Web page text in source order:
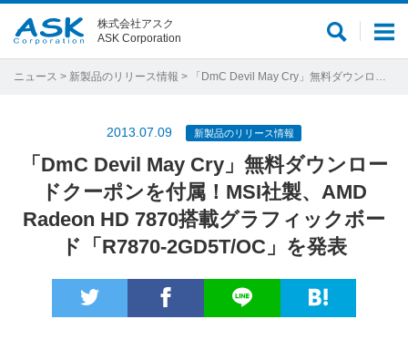
メ
ュ
サ
ト
株式会社アスク
ASK Corporation
ニュース > 新製品のリリース情報 > 「DmC Devil May Cry」無料ダウンロードクーポンを付属！MSI社製、AMD Radeon HD 7870搭載グラフィックボード「R7870-2GD5T/OC」を発表
2013.07.09 新製品のリリース情報
「DmC Devil May Cry」無料ダウンロー
ドクーポンを付属！MSI社製、AMD
Radeon HD 7870搭載グラフィックボー
ド「R7870-2GD5T/OC」を発表